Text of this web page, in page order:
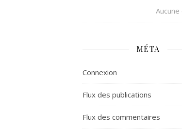
MÉTA
Connexion
Flux des publications
Flux des commentaires